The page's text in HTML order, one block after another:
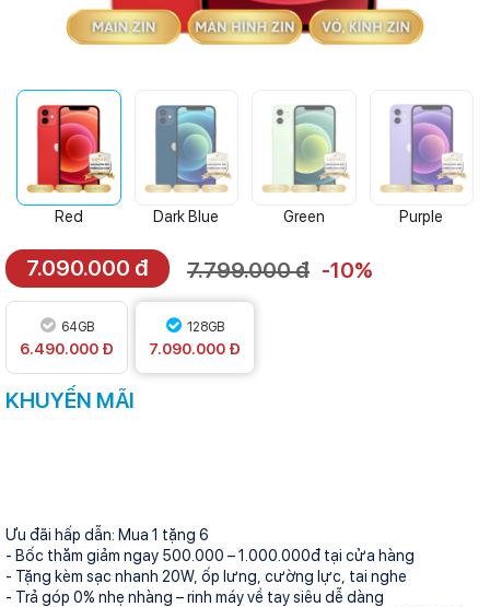
Red Dark Blue Green Purple
7.090.000 đ 7.799.000 đ -10%
64GB
6.490.000 Đ
128GB
7.090.000 Đ
KHUYẾN MÃI
Ưu đãi hấp dẫn: Mua 1 tặng 6
- Bốc thăm giảm ngay 500.000 – 1.000.000đ tại cửa hàng
- Tặng kèm sạc nhanh 20W, ốp lưng, cường lực, tai nghe
- Trả góp 0% nhẹ nhàng – rinh máy về tay siêu dễ dàng